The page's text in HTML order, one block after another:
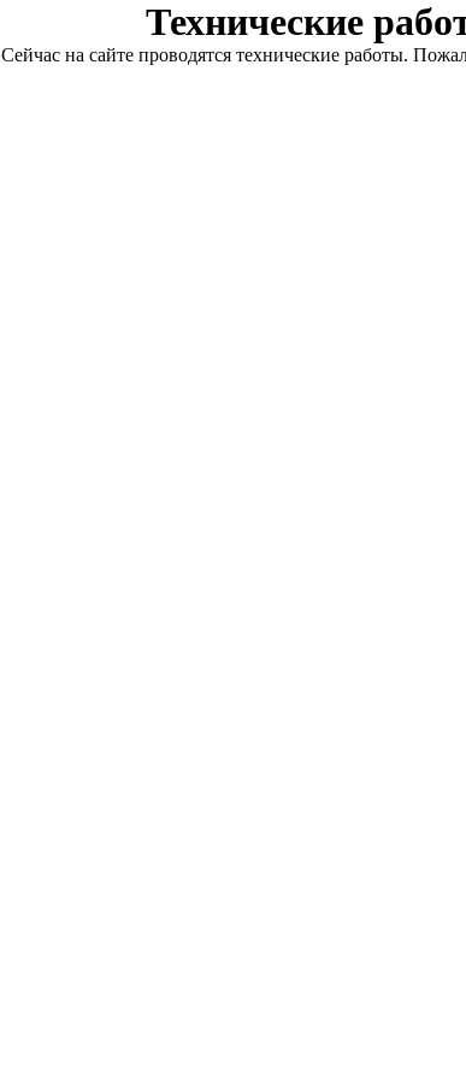
Технические
Сейчас на сайте проводятся технические работы.